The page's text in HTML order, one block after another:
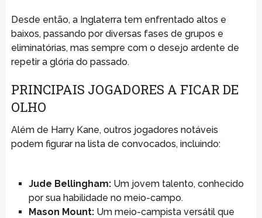
Desde então, a Inglaterra tem enfrentado altos e
baixos, passando por diversas fases de grupos e
eliminatórias, mas sempre com o desejo ardente de
repetir a glória do passado.
PRINCIPAIS JOGADORES A FICAR DE
OLHO
Além de Harry Kane, outros jogadores notáveis
podem figurar na lista de convocados, incluindo:
Jude Bellingham:Um jovem talento, conhecido
por sua habilidade no meio-campo.
Mason Mount:Um meio-campista versátil que